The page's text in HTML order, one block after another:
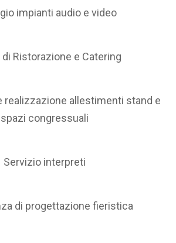
impianti audio e video
Ristorazione e Catering
realizzazione allestimenti stand e
spazi congressuali
Servizio interpreti
di progettazione fieristica